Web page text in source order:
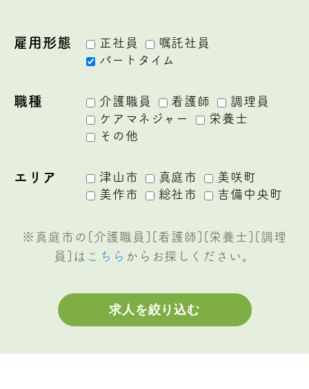
雇用形態 正社員
嘱託社員
パートタイム
職種 介護職員 看護師
調理員
ケアマネジャー
栄養士
その他
エリア 津山市 真庭市
美咲町
美作市
総社市 吉備中央町
※真庭市の[介護職員][看護師][栄養士][調理
員]は こちら からお探しください。
求人を絞り込む